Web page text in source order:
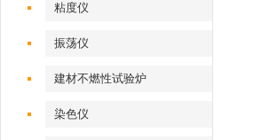
粘度仪
振荡仪
建材不燃性试验炉
染色仪